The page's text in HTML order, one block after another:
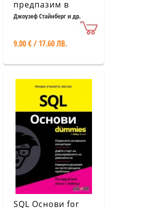
предпазим в
интернет For
Джоузеф Стайнберг и др.
9.00 € / 17.60 ЛВ.
SQL Основи for